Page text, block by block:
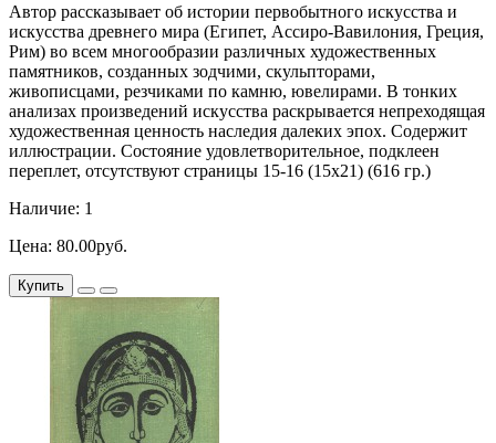
Автор рассказывает об истории первобытного искусства и
искусства древнего мира (Египет, Ассиро-Вавилония, Греция,
Рим) во всем многообразии различных художественных
памятников, созданных зодчими, скульпторами,
живописцами, резчиками по камню, ювелирами. В тонких
анализах произведений искусства раскрывается непреходящая
художественная ценность наследия далеких эпох. Содержит
иллюстрации. Состояние удовлетворительное, подклеен
переплет, отсутствуют страницы 15-16 (15х21) (616 гр.)
Наличие: 1
Цена: 80.00руб.
Купить